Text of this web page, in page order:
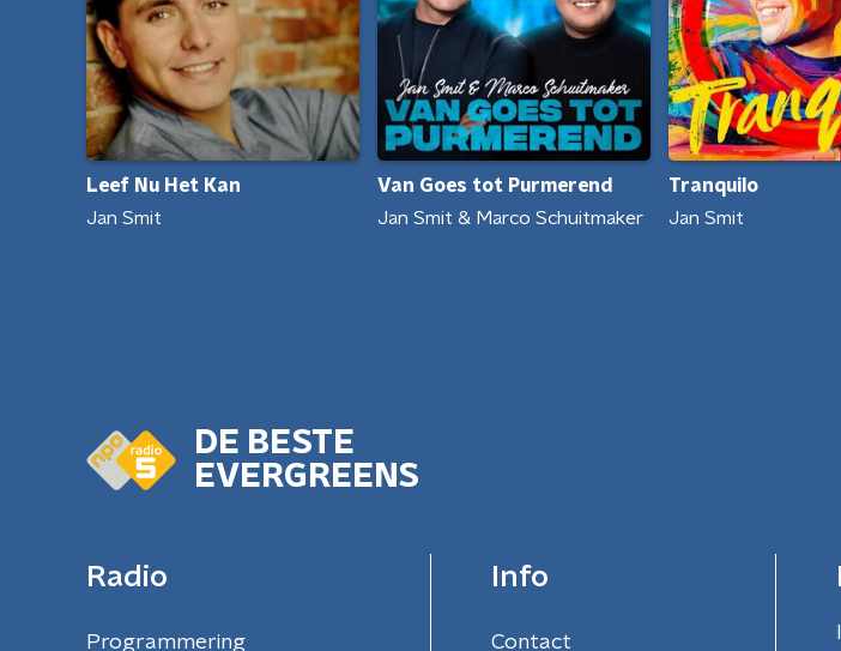
Leef Nu Het Kan
Jan Smit
Van Goes tot Purmerend
Jan Smit & Marco Schuitmaker
Tranquilo
Jan Smit
DE BESTE
EVERGREENS
Radio
Programmering
Info
Contact